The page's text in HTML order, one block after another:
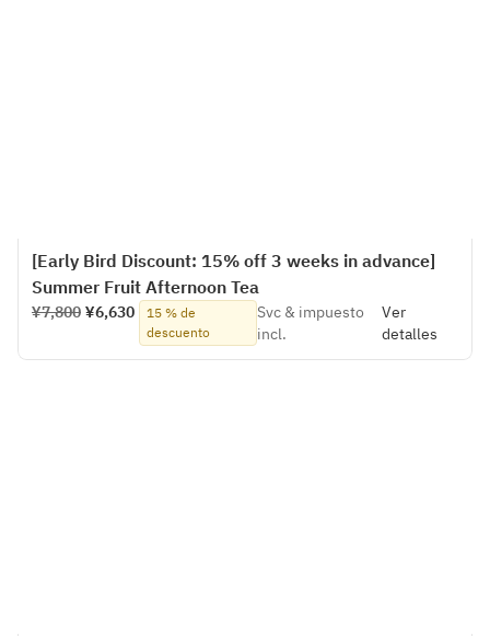
[Early Bird Discount: 15% off 3 weeks in advance]
Summer Fruit Afternoon Tea
¥7,800 ¥6,630
15 % de
descuento
Svc & impuesto
incl.
Ver
detalles